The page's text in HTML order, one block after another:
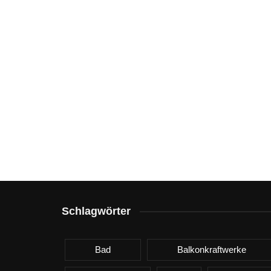
Schlagwörter
Bad Balkonkraftwerke